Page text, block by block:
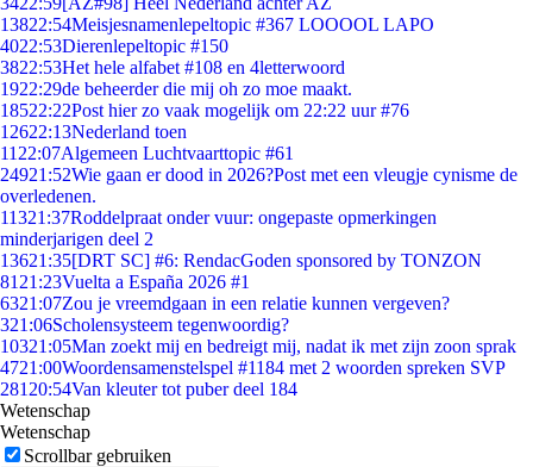
13822:54Meisjesnamenlepeltopic #367 LOOOOL LAPO
4022:53Dierenlepeltopic #150
3822:53Het hele alfabet #108 en 4letterwoord
1922:29de beheerder die mij oh zo moe maakt.
18522:22Post hier zo vaak mogelijk om 22:22 uur #76
12622:13Nederland toen
11 22:07Algemeen Luchtvaarttopic #61
24921:52Wie gaan er dood in 2026?Post met een vleugje cynisme de
overledenen.
11321:37Roddelpraat onder vuur: ongepaste opmerkingen
minderjarigen deel 2
13621:35[DRT SC] #6: RendacGoden sponsored by TONZON
81 21:23Vuelta a España 2026 #1
6321:07Zou je vreemdgaan in een relatie kunnen vergeven?
321:06Scholensysteem tegenwoordig?
10321:05Man zoekt mij en bedreigt mij, nadat ik met zijn zoon sprak
4721:00Woordensamenstelspel #1184 met 2 woorden spreken SVP
281 20:54Van kleuter tot puber deel 184
Wetenschap
Wetenschap
Scrollbar gebruiken